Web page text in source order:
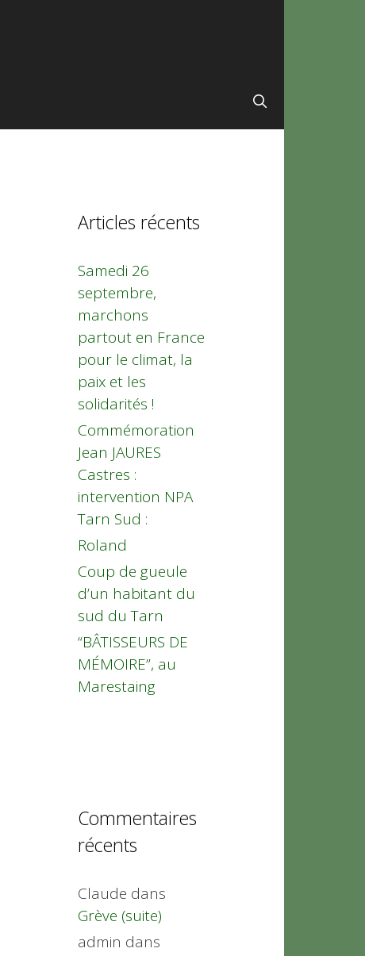
Articles récents
Samedi 26
septembre,
marchons
partout en France
pour le climat, la
paix et les
solidarités !
Commémoration
Jean JAURES
Castres :
intervention NPA
Tarn Sud :
Roland
Coup de gueule
d’un habitant du
sud du Tarn
“BÂTISSEURS DE
MÉMOIRE”, au
Marestaing
Commentaires
récents
Claude dans
Grève (suite)
admin dans